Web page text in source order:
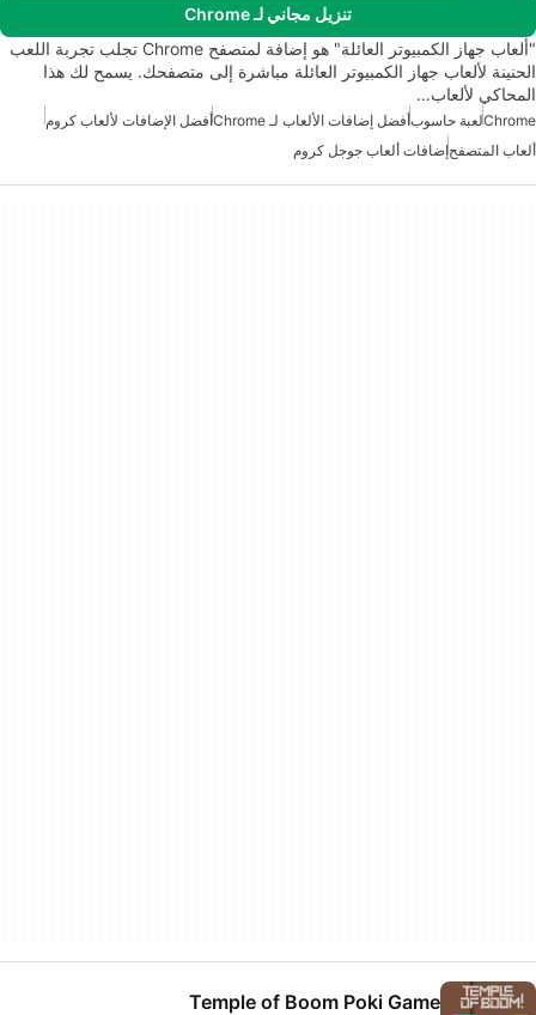
تنزيل مجاني لـ Chrome
"ألعاب جهاز الكمبيوتر العائلة" هو إضافة لمتصفح Chrome تجلب تجربة اللعب
الحنينة لألعاب جهاز الكمبيوتر العائلة مباشرة إلى متصفحك. يسمح لك هذا
المحاكي لألعاب…
Chromeلعبة حاسوبأفضل إضافات الألعاب لـ Chrome
أفضل الإضافات لألعاب كروم
ألعاب المتصفحإضافات ألعاب جوجل كروم
Temple of Boom Poki Game